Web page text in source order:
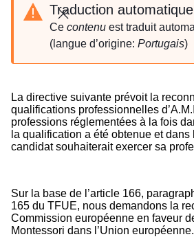
Fermer
Traduction automatique
Ce contenu est traduit
(langue d’origine: Portugais)
La directive suivante prévoit la
qualifications professionnelles
professions réglementées à la fois
la qualification a été obtenue et dans
candidat souhaiterait exercer sa
Sur la base de l’article 166,
165 du TFUE, nous demandons la
Commission européenne en faveur
Montessori dans l’Union européenne.